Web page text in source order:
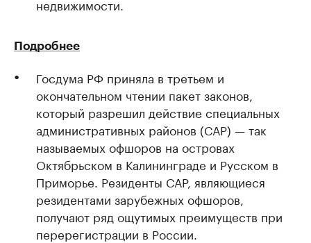
недвижимости.
Подробнее
Госдума РФ приняла в третьем и
окончательном чтении пакет законов,
который разрешил действие специальных
административных районов (САР) — так
называемых офшоров на островах
Октябрьском в Калининграде и Русском в
Приморье. Резиденты САР, являющиеся
резидентами зарубежных офшоров,
получают ряд ощутимых преимуществ при
перерегистрации в России.